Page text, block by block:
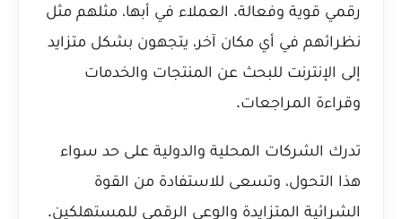
رقمي قوية وفعالة. العملاء في أبها، مثلهم مثل
نظرائهم في أي مكان آخر، يتجهون بشكل متزايد
إلى الإنترنت للبحث عن المنتجات والخدمات
وقراءة المراجعات.
تدرك الشركات المحلية والدولية على حد سواء
هذا التحول، وتسعى للاستفادة من القوة
الشرائية المتزايدة والوعي الرقمي للمستهلكين.